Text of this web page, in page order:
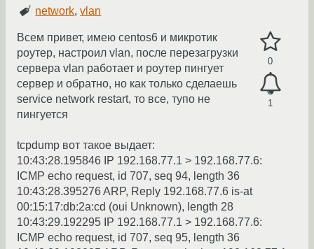
network,vlan
0
1
Всем привет, имею centos6 и микротик
роутер, настроил vlan, после перезагрузки
сервера vlan работает и роутер пингует
сервер и обратно, но как только сделаешь
service network restart, то все, тупо не
пингуется
tcpdump вот такое выдает:
10:43:28.195846 IP 192.168.77.1 > 192.168.77.6:
ICMP echo request, id 707, seq 94, length 36
10:43:28.395276 ARP, Reply 192.168.77.6 is-at
00:15:17:db:2a:cd (oui Unknown), length 28
10:43:29.192295 IP 192.168.77.1 > 192.168.77.6:
ICMP echo request, id 707, seq 95, length 36